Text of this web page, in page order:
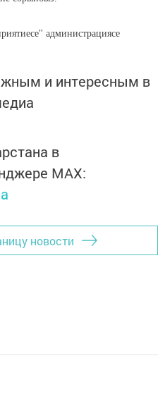
администрациясе
и интересным в
в
MАХ:
новости